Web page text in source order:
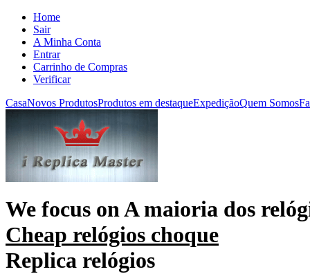
Home
Sair
A Minha Conta
Entrar
Carrinho de Compras
Verificar
CasaNovos ProdutosProdutos em destaqueExpediçãoQuem Somos
We focus onA maioria dos
Cheap relógios choque
Replica relógios